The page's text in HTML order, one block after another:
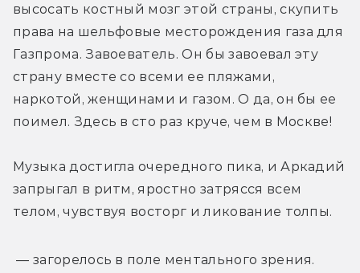
высосать костный мозг этой страны, скупить
права на шельфовые месторождения газа для
Газпрома. Завоеватель. Он бы завоевал эту
страну вместе со всеми ее пляжами,
наркотой, женщинами и газом. О да, он бы ее
поимел. Здесь в сто раз круче, чем в Москве!
Музыка достигла очередного пика, и Аркадий
запрыгал в ритм, яростно затрясся всем
телом, чувствуя восторг и ликование толпы.
— загорелось в поле ментального зрения.